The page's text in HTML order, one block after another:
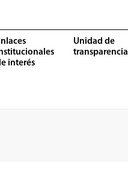
interés
Unidad de
transparencia